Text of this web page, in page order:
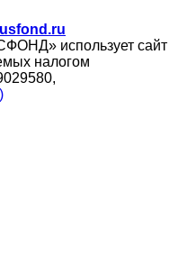
использует сайт
налогом